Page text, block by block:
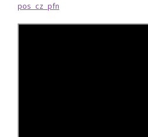
pos_cz_pfn